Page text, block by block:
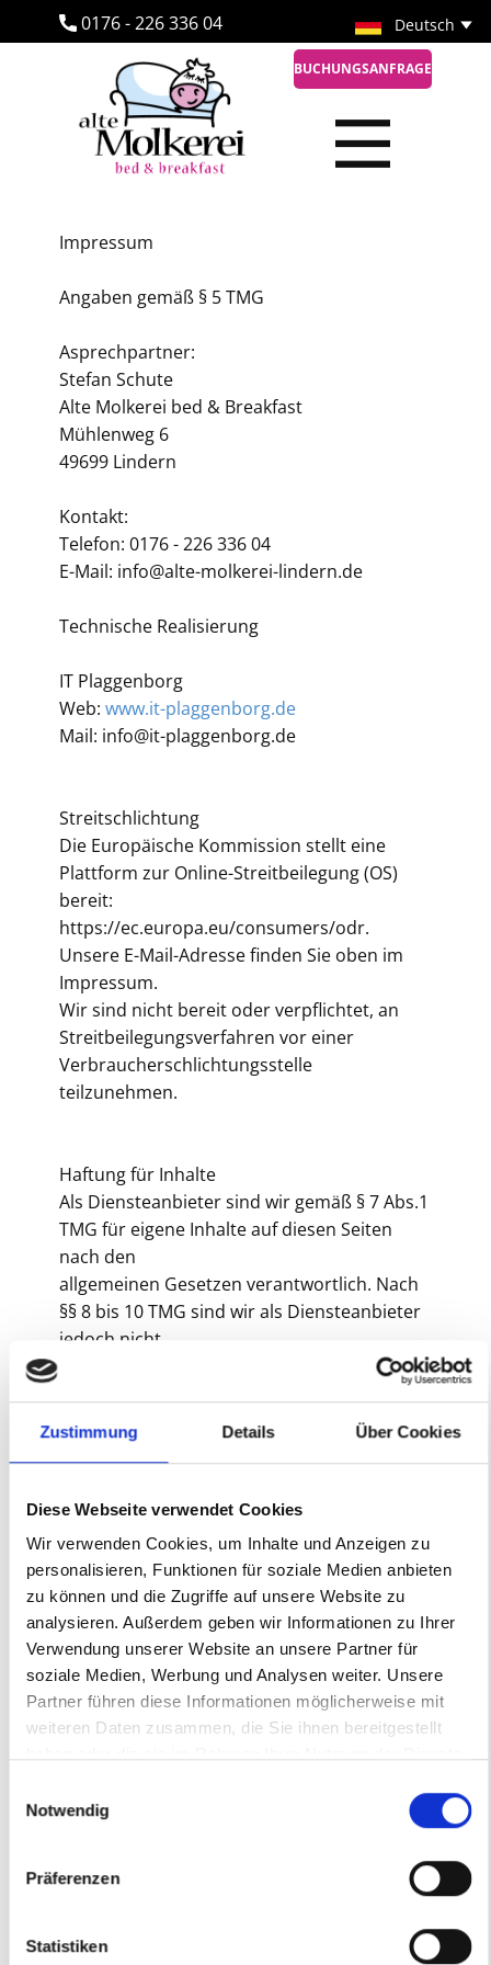
Zustimmung Details Über Cookies
Diese Webseite verwendet Cookies
Wir verwenden Cookies, um Inhalte und Anzeigen zu
personalisieren, Funktionen für soziale Medien anbieten
zu können und die Zugriffe auf unsere Website zu
analysieren. Außerdem geben wir Informationen zu Ihrer
Verwendung unserer Website an unsere Partner für
soziale Medien, Werbung und Analysen weiter. Unsere
Partner führen diese Informationen möglicherweise mit
weiteren Daten zusammen, die Sie ihnen bereitgestellt
Notwendig
Präferenzen
Statistiken
​0176 - 226 336 04
BUCHUNGSANFRAGE
Impressum
Angaben gemäß § 5 TMG
Asprechpartner:
Stefan Schute
Alte Molkerei bed & Breakfast
Mühlenweg 6
49699 Lindern
Kontakt:
Telefon: 0176 - 226 336 04
E-Mail: ​info@alte-molkerei-lindern.de
Technische Realisierung
IT Plaggenborg
Web: www.it-plaggenborg.de
Mail: info@it-plaggenborg.de
Streitschlichtung
Die Europäische Kommission stellt eine
Plattform zur Online-Streitbeilegung (OS)
bereit:
https://ec.europa.eu/consumers/odr.
Unsere E-Mail-Adresse finden Sie oben im
Impressum.
Wir sind nicht bereit oder verpflichtet, an
Streitbeilegungsverfahren vor einer
Verbraucherschlichtungsstelle
teilzunehmen.
Haftung für Inhalte
Als Diensteanbieter sind wir gemäß § 7 Abs.1
TMG für eigene Inhalte auf diesen Seiten
nach den
allgemeinen Gesetzen verantwortlich. Nach
§§ 8 bis 10 TMG sind wir als Diensteanbieter
jedoch nicht
verpflichtet, übermittelte oder gespeicherte
fremde Informationen zu überwachen oder
nach Umständen zu
forschen, die auf eine rechtswidrige Tätigkeit
Sperrung der Nutzung von Informationen
nach den allgemeinen
Gesetzen bleiben hiervon unberührt. Eine
diesbezügliche Haftung ist jedoch erst ab
dem Zeitpunkt der
Kenntnis einer konkreten Rechtsverletzung
möglich. Bei Bekanntwerden von
umgehend entfernen.
Websites Dritter, auf deren Inhalte wir
Deshalb können wir für diese fremden